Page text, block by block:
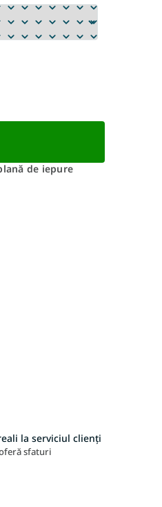
de iepure
la serviciul clienți
sfaturi